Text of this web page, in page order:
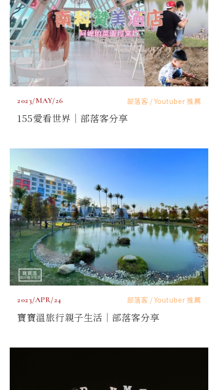
2023/MAY/26 部落客 / Youtuber 推薦
155愛看世界｜部落客分享
2023/APR/24 部落客 / Youtuber 推薦
寶寶溫旅行親子生活｜部落客分享